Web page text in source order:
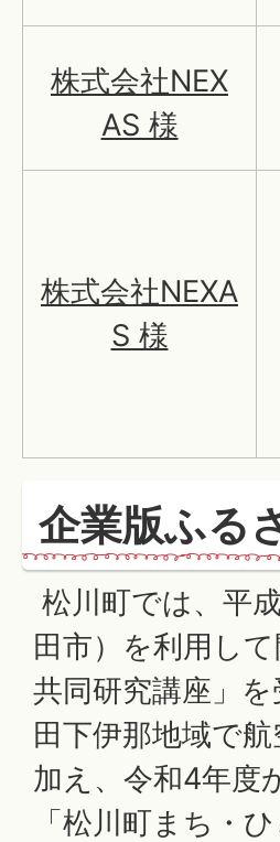
株式会社NEX
AS 様
株式会社NEXA
S 様
企業版ふる
松川町では、平
田市）を利用し
共同研究講座」
田下伊那地域で
加え、令和4年度
「松川町まち・